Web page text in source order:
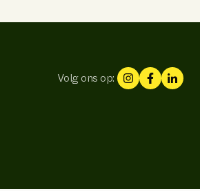
Volg ons op: